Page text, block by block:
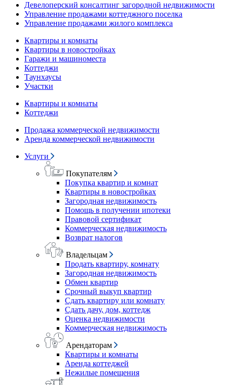
Девелоперский консалтинг загородной недвижимости
Управление продажами коттеджного поселка
Управление продажами жилого комплекса
Квартиры и комнаты
Квартиры в новостройках
Гаражи и машиноместа
Коттеджи
Таунхаусы
Участки
Квартиры и комнаты
Коттеджи
Продажа коммерческой недвижимости
Аренда коммерческой недвижимости
Услуги
Покупателям
Покупка квартир и комнат
Квартиры в новостройках
Загородная недвижимость
Помощь в получении ипотеки
Правовой сертификат
Коммерческая недвижимость
Возврат налогов
Владельцам
Продать квартиру, комнату
Загородная недвижимость
Обмен квартир
Срочный выкуп квартир
Сдать квартиру или комнату
Сдать дачу, дом, коттедж
Оценка недвижимости
Коммерческая недвижимость
Арендаторам
Квартиры и комнаты
Аренда коттеджей
Нежилые помещения